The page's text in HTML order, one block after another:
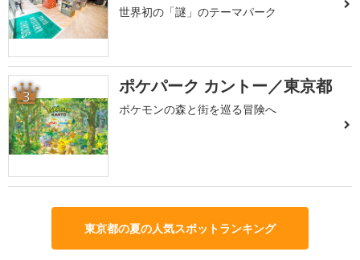
世界初の「謎」のテーマパーク
3 ポケパーク カントー／東京都
ポケモンの森と街を巡る冒険へ
東京都の夏の人気スポットランキング